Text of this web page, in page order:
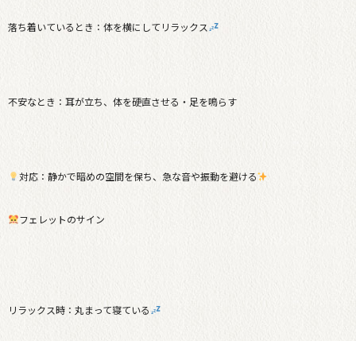
落ち着いているとき：体を横にしてリラックス
不安なとき：耳が立ち、体を硬直させる・足を鳴らす
対応：静かで暗めの空間を保ち、急な音や振動を避ける
フェレットのサイン
リラックス時：丸まって寝ている